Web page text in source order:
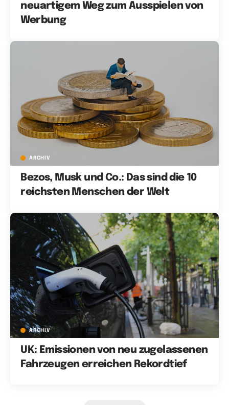
neuartigem Weg zum Ausspielen von
Werbung
ARCHIV
Bezos, Musk und Co.: Das sind die 10
reichsten Menschen der Welt
ARCHIV
UK: Emissionen von neu zugelassenen
Fahrzeugen erreichen Rekordtief